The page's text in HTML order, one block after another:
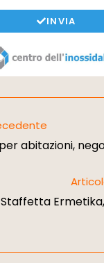
INVIA
abitazioni,